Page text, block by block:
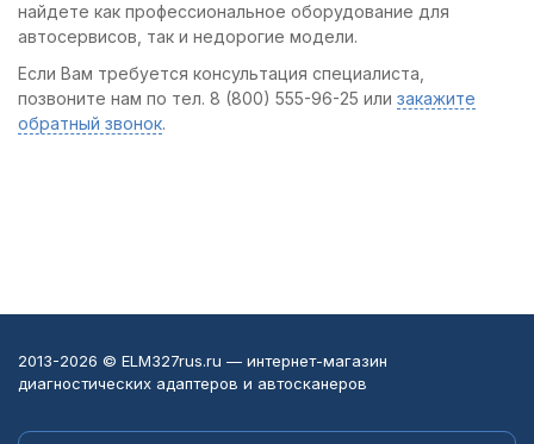
найдете как профессиональное оборудование для
автосервисов, так и недорогие модели.
Если Вам требуется консультация специалиста,
позвоните нам по тел. 8 (800) 555-96-25 или закажите
обратный звонок.
2013-2026 © ELM327rus.ru — интернет-магазин
диагностических адаптеров и автосканеров